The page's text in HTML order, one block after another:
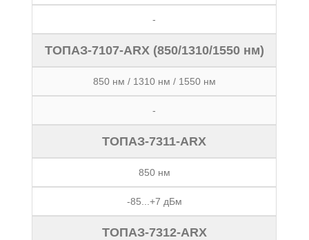
-
ТОПАЗ-7107-ARX (850/1310/1550 нм)
850 нм / 1310 нм / 1550 нм
-
ТОПАЗ-7311-ARX
850 нм
-85...+7 дБм
ТОПАЗ-7312-ARX